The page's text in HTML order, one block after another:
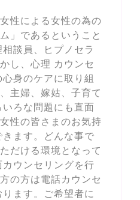
性による女性の為の
」であるということ
談員、ヒプノセラ
し、心理 カウンセ
身のケアに取り組
主婦、嫁姑、子育て
ろな問題にも直面
性の皆さまのお気持
ます。どんな事で
だける環境となって
ウンセリングを行
の方は電話カウンセ
ます。ご希望者に